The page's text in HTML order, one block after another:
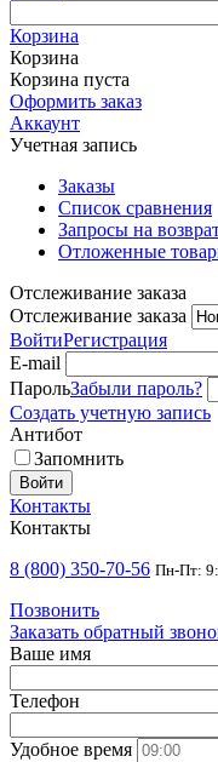
Корзина
Корзина
Корзина пуста
Оформить заказ
Аккаунт
Учетная запись
Заказы
Список сравнения
Запросы на
Отложенные
Отслеживание заказа
Отслеживание заказа
ВойтиРегистрация
E-mail
ПарольЗабыли пароль?
Создать учетную запись
Антибот
Запомнить
Войти
Контакты
Контакты
8 (800) 350-70-56 Пн-Пт:
Позвонить
Заказать обратный
Ваше имя
Телефон
Удобное время